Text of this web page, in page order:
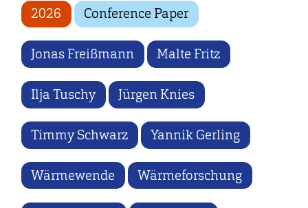
2026 Conference Paper
Jonas Freißmann Malte Fritz
Ilja Tuschy Jürgen Knies
Timmy Schwarz Yannik Gerling
Wärmewende Wärmeforschung